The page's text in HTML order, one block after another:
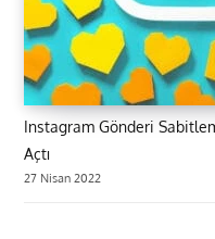
Instagram Gönderi
Açtı
27 Nisan 2022